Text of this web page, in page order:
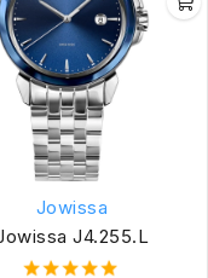
Jowissa
J4.255.L